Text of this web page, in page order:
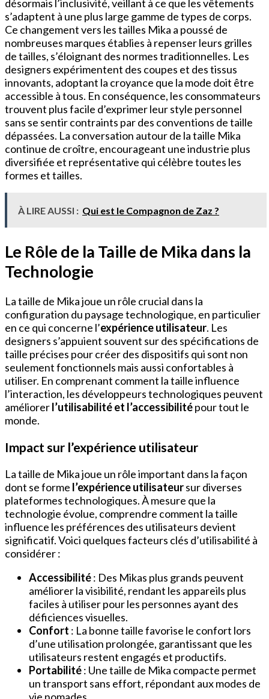
désormais l’inclusivité, veillant à ce que les vêtements
s’adaptent à une plus large gamme de types de corps.
Ce changement vers les tailles Mika a poussé de
nombreuses marques établies à repenser leurs grilles
de tailles, s’éloignant des normes traditionnelles. Les
designers expérimentent des coupes et des tissus
innovants, adoptant la croyance que la mode doit être
accessible à tous. En conséquence, les consommateurs
trouvent plus facile d’exprimer leur style personnel
sans se sentir contraints par des conventions de taille
dépassées. La conversation autour de la taille Mika
continue de croître, encourageant une industrie plus
diversifiée et représentative qui célèbre toutes les
formes et tailles.
À LIRE AUSSI : Qui est le Compagnon de Zaz ?
Le Rôle de la Taille de Mika dans la
Technologie
La taille de Mika joue un rôle crucial dans la
configuration du paysage technologique, en particulier
en ce qui concerne l’expérience utilisateur. Les
designers s’appuient souvent sur des spécifications de
taille précises pour créer des dispositifs qui sont non
seulement fonctionnels mais aussi confortables à
utiliser. En comprenant comment la taille influence
l’interaction, les développeurs technologiques peuvent
améliorerl’utilisabilité et l’accessibilitépour tout le
monde.
Impact sur l’expérience utilisateur
La taille de Mika joue un rôle important dans la façon
dont se forme l’expérience utilisateursur diverses
plateformes technologiques. À mesure que la
technologie évolue, comprendre comment la taille
influence les préférences des utilisateurs devient
significatif. Voici quelques facteurs clés d’utilisabilité à
considérer :
Accessibilité: Des Mikas plus grands peuvent
améliorer la visibilité, rendant les appareils plus
faciles à utiliser pour les personnes ayant des
déficiences visuelles.
Confort : La bonne taille favorise le confort lors
d’une utilisation prolongée, garantissant que les
utilisateurs restent engagés et productifs.
Portabilité: Une taille de Mika compacte permet
un transport sans effort, répondant aux modes de